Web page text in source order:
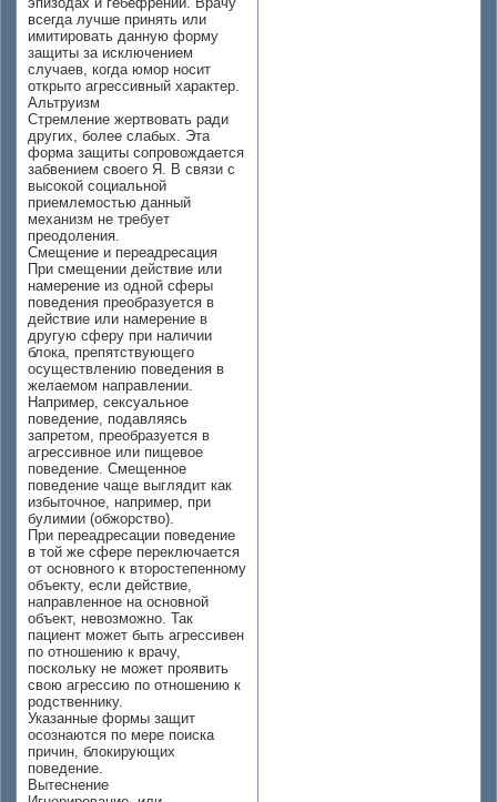
всегда лучше принять или
имитировать данную форму
защиты за исключением
случаев, когда юмор носит
открыто агрессивный характер.
Альтруизм
Стремление жертвовать ради
других, более слабых. Эта
форма защиты сопровождается
забвением своего Я. В связи с
высокой социальной
приемлемостью данный
механизм не требует
преодоления.
Смещение и переадресация
При смещении действие или
намерение из одной сферы
поведения преобразуется в
действие или намерение в
другую сферу при наличии
блока, препятствующего
осуществлению поведения в
желаемом направлении.
Например, сексуальное
поведение, подавляясь
запретом, преобразуется в
агрессивное или пищевое
поведение. Смещенное
поведение чаще выглядит как
избыточное, например, при
булимии (обжорство).
При переадресации поведение
в той же сфере переключается
от основного к второстепенному
объекту, если действие,
направленное на основной
объект, невозможно. Так
пациент может быть агрессивен
по отношению к врачу,
поскольку не может проявить
свою агрессию по отношению к
родственнику.
Указанные формы защит
осознаются по мере поиска
причин, блокирующих
поведение.
Вытеснение